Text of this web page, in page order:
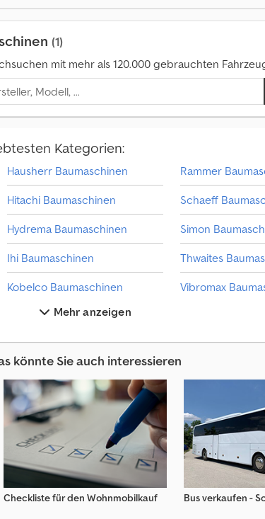
(1)
mit mehr als 120.000 gebrauchten
Kategorien:
Hausherr Baumaschinen
Hitachi Baumaschinen
Hydrema Baumaschinen
Ihi Baumaschinen
Kobelco Baumaschinen
Magni Baumaschinen
Mustang Baumaschinen
Putzmeister Baumaschinen
Rammer
Schaeff
Simon
Thwaites
Vibromax
Zettelmeyer
Mehr anzeigen
könnte Sie auch interessieren
Checkliste für den Wohnmobilkauf Bus verkaufen -
A
m
e
r
a
l
s
4
l
i
o
n
n
n
t
r
e
t
e
n